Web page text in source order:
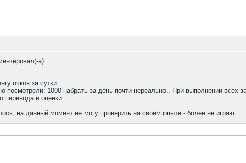
а)
очков за сутки.
посмотрели: 1000 набрать за день почти нереально.. При выполнении всех
перевода и оценки.
на данный момент не могу проверить на своём опыте - более не играю.